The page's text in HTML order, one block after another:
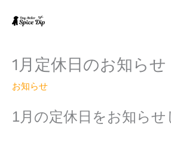
1月定休日のお知らせ
お知らせ
1 月の定休日をお知らせ